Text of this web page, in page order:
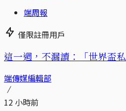
端周報
僅限註冊用戶
這一週，不漏讀：「世界盃
端傳媒編輯部
12 小時前